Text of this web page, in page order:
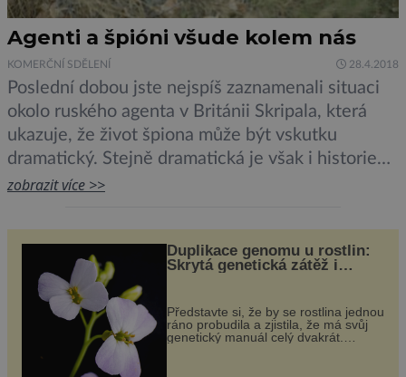
Agenti a špióni všude kolem nás
KOMERČNÍ SDĚLENÍ 28.4.2018
Poslední dobou jste nejspíš zaznamenali situaci
okolo ruského agenta v Británii Skripala, která
ukazuje, že život špiona může být vskutku
dramatický. Stejně dramatická je však i historie
celého oboru špionáže. Nejprve jedna definice.
zdroj, nad nímž mnozí akademici minimálně
pozvednou obočí – je definice špionáže […]
zobrazit více >>
Duplikace genomu u rostlin:
Skrytá genetická zátěž i
Představte si, že by se rostlina jednou
ráno probudila a zjistila, že má svůj
genetický manuál celý dvakrát.